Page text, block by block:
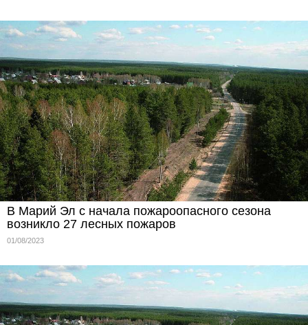
В Марий Эл с начала пожароопасного сезона
возникло 27 лесных пожаров
01/08/2023